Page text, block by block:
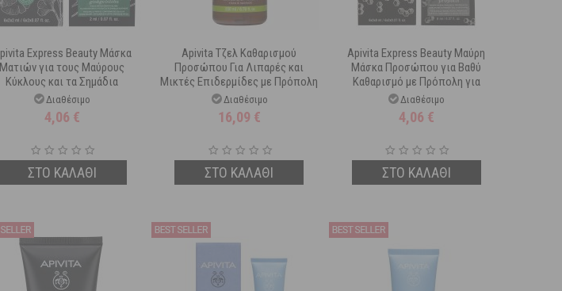
Express Beauty Μάσκα
Ματιών για τους Μαύρους
Κύκλους και τα Σημάδια
με Ginkgο Bilοba 2x2 ml
Διαθέσιμο
4,06 €
ΣΤΟ ΚΑΛΑΘΙ
Apivita Τζελ Καθαρισμού
Προσώπου Για Λιπαρές και
Μικτές Επιδερμίδες με Πρόπολη
και Lime 200 ml
Διαθέσιμο
16,09 €
ΣΤΟ ΚΑΛΑΘΙ
Apivita Express Beauty Μαύρη
Μάσκα Προσώπου για Βαθύ
Καθαρισμό με Πρόπολη για
Λιπαρό Δέρμα 2x8 ml
Διαθέσιμο
4,06 €
ΣΤΟ ΚΑΛΑΘΙ